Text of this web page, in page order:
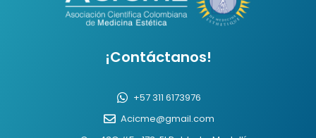
¡Contáctanos!
+57 311 6173976
Acicme@gmail.com